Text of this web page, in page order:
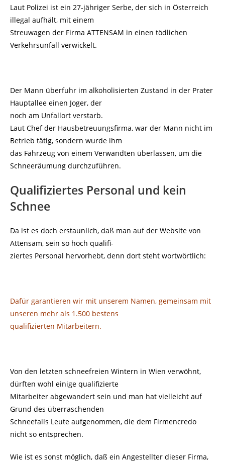
Laut Polizei ist ein 27-jähriger Serbe, der sich in Österreich
illegal aufhält, mit einem
Streuwagen der Firma ATTENSAM in einen tödlichen
Verkehrsunfall verwickelt.
Der Mann überfuhr im alkoholisierten Zustand in der Prater
Hauptallee einen Joger, der
noch am Unfallort verstarb.
Laut Chef der Hausbetreuungsfirma, war der Mann nicht im
Betrieb tätig, sondern wurde ihm
das Fahrzeug von einem Verwandten überlassen, um die
Schneeräumung durchzuführen.
Qualifiziertes Personal und kein
Schnee
Da ist es doch erstaunlich, daß man auf der Website von
Attensam, sein so hoch qualifi-
ziertes Personal hervorhebt, denn dort steht wortwörtlich:
Dafür garantieren wir mit unserem Namen, gemeinsam mit
unseren mehr als 1.500 bestens
qualifizierten Mitarbeitern.
Von den letzten schneefreien Wintern in Wien verwöhnt,
dürften wohl einige qualifizierte
Mitarbeiter abgewandert sein und man hat vielleicht auf
Grund des überraschenden
Schneefalls Leute aufgenommen, die dem Firmencredo
nicht so entsprechen.
Wie ist es sonst möglich, daß ein Angestellter dieser Firma,